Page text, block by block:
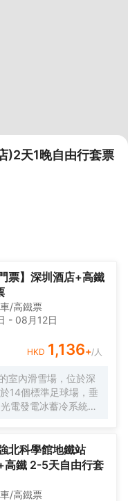
)2天1晚自由行套票
票】深圳酒店+高鐵
/高鐵票
- 08月12日
HKD 1,136+/人
室內滑雪場，位於深
14個標準足球場，垂
電發電冰蓄冷系統，
北科學館地鐵站
高鐵 2-5天自由行套
/高鐵票